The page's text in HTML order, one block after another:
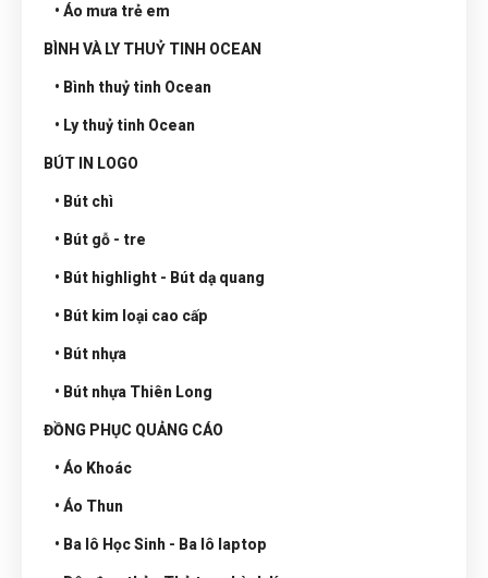
• Áo mưa trẻ em
BÌNH VÀ LY THUỶ TINH OCEAN
• Bình thuỷ tinh Ocean
• Ly thuỷ tinh Ocean
BÚT IN LOGO
• Bút chì
• Bút gỗ - tre
• Bút highlight - Bút dạ quang
• Bút kim loại cao cấp
• Bút nhựa
• Bút nhựa Thiên Long
ĐỒNG PHỤC QUẢNG CÁO
• Áo Khoác
• Áo Thun
• Ba lô Học Sinh - Ba lô laptop